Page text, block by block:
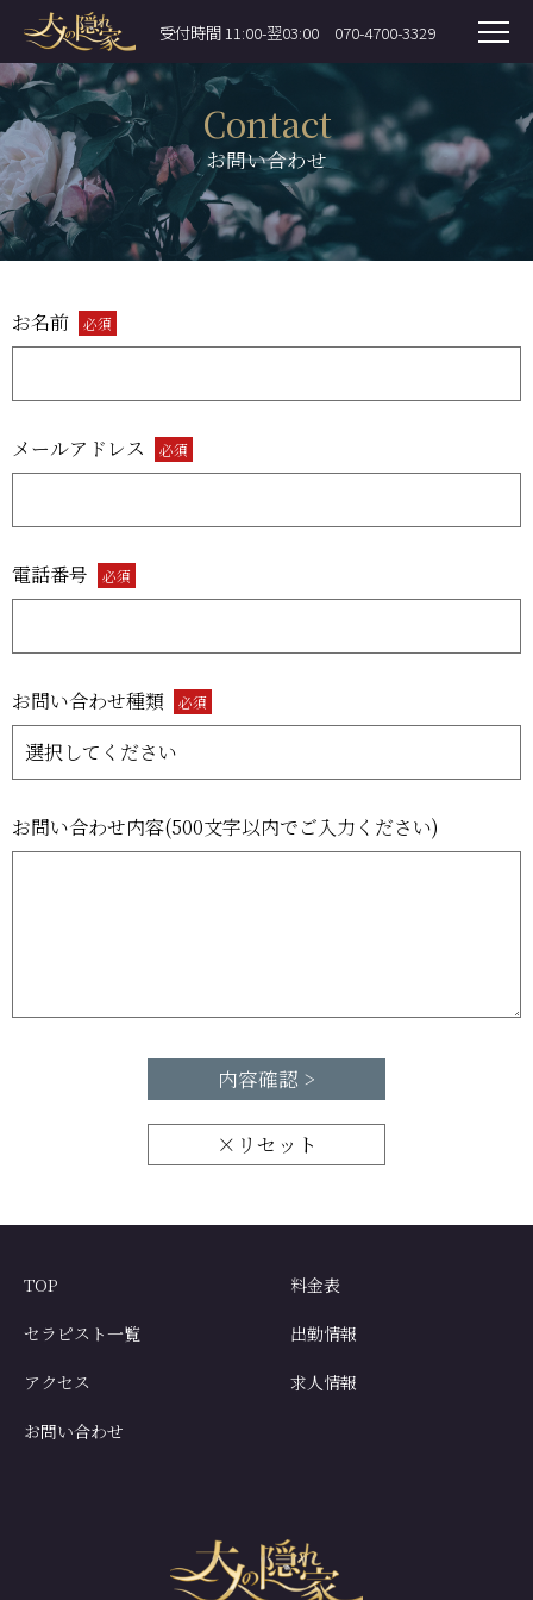
受付時間 11:00-翌03:00 070-4700-3329
Contact
お問い合わせ
お名前 必須
メールアドレス 必須
電話番号 必須
お問い合わせ種類 必須
お問い合わせ内容(500文字以内でご入力ください)
内容確認 >
×リセット
TOP 料金表
セラピスト一覧 出勤情報
アクセス 求人情報
お問い合わせ